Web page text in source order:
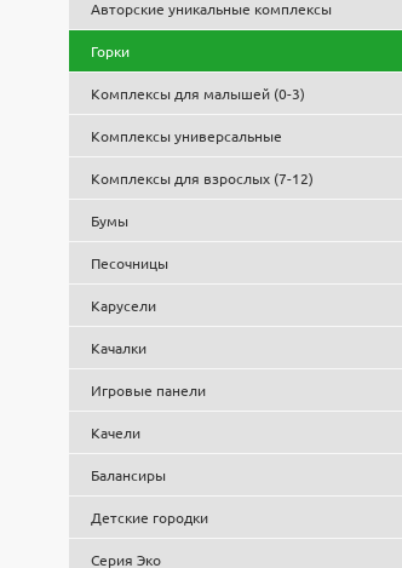
Авторские уникальные комплексы
Горки
Комплексы для малышей (0-3)
Комплексы универсальные
Комплексы для взрослых (7-12)
Бумы
Песочницы
Карусели
Качалки
Игровые панели
Качели
Балансиры
Детские городки
Серия Эко